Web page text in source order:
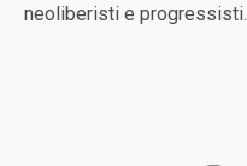
neoliberisti e progressisti.